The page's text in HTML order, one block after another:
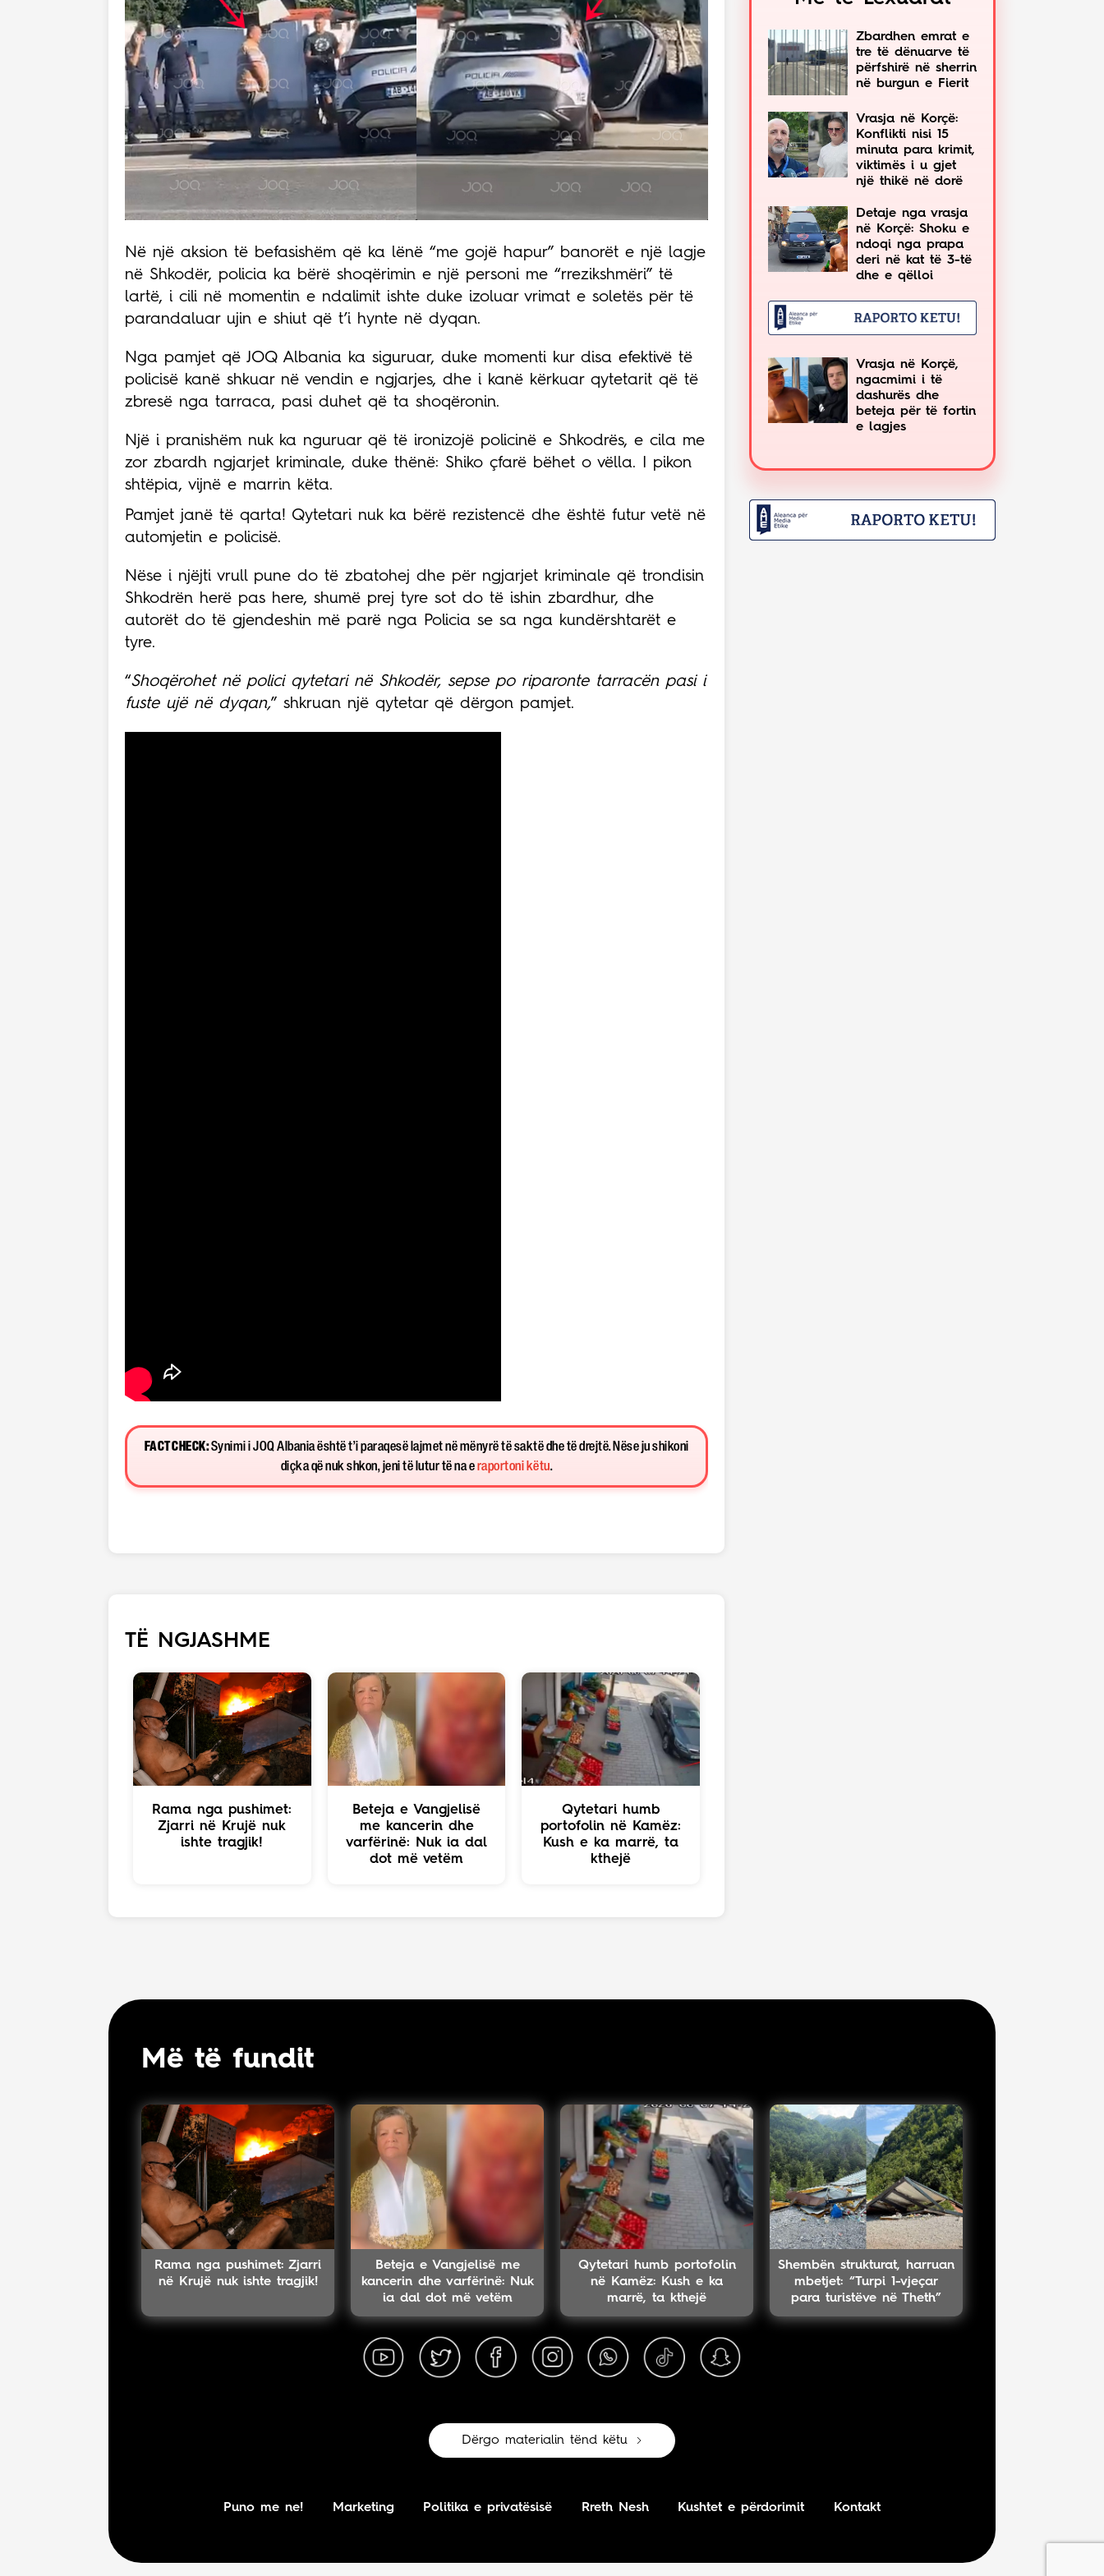
Në një aksion të befasishëm që ka lënë “me gojë hapur” banorët e një lagje
në Shkodër, policia ka bërë shoqërimin e një personi me “rrezikshmëri” të
lartë, i cili në momentin e ndalimit ishte duke izoluar vrimat e soletës për të
parandaluar ujin e shiut që t’i hynte në dyqan.
Nga pamjet që JOQ Albania ka siguruar, duke momenti kur disa efektivë të
policisë kanë shkuar në vendin e ngjarjes, dhe i kanë kërkuar qytetarit që të
zbresë nga tarraca, pasi duhet që ta shoqëronin.
Një i pranishëm nuk ka nguruar që të ironizojë policinë e Shkodrës, e cila me
zor zbardh ngjarjet kriminale, duke thënë: Shiko çfarë bëhet o vëlla. I pikon
shtëpia, vijnë e marrin këta.
Pamjet janë të qarta! Qytetari nuk ka bërë rezistencë dhe është futur vetë në
automjetin e policisë.
Nëse i njëjti vrull pune do të zbatohej dhe për ngjarjet kriminale që trondisin
Shkodrën herë pas here, shumë prej tyre sot do të ishin zbardhur, dhe
autorët do të gjendeshin më parë nga Policia se sa nga kundërshtarët e
tyre.
“Shoqërohet në polici qytetari në Shkodër, sepse po riparonte tarracën pasi i
fuste ujë në dyqan,” shkruan një qytetar që dërgon pamjet.
FACT CHECK:Synimi i JOQ Albania është t’i paraqesë lajmet në mënyrë të saktë dhe të drejtë. Nëse ju shikoni
diçka që nuk shkon, jeni të lutur të na e raportoni këtu.
TË NGJASHME
Rama nga pushimet:
Zjarri në Krujë nuk
ishte tragjik!
Beteja e Vangjelisë
me kancerin dhe
varfërinë: Nuk ia dal
dot më vetëm
Qytetari humb
portofolin në Kamëz:
Kush e ka marrë, ta
kthejë
Zbardhen emrat e
tre të dënuarve të
përfshirë në sherrin
në burgun e Fierit
Vrasja në Korçë:
Konflikti nisi 15
minuta para krimit,
viktimës i u gjet
një thikë në dorë
Detaje nga vrasja
në Korçë: Shoku e
ndoqi nga prapa
deri në kat të 3-të
dhe e qëlloi
Vrasja në Korçë,
ngacmimi i të
dashurës dhe
beteja për të fortin
e lagjes
Më të fundit
Rama nga pushimet: Zjarri
në Krujë nuk ishte tragjik!
Beteja e Vangjelisë me
kancerin dhe varfërinë: Nuk
ia dal dot më vetëm
Qytetari humb portofolin
në Kamëz: Kush e ka
marrë, ta kthejë
Shembën strukturat, harruan
mbetjet: “Turpi 1-vjeçar
para turistëve në Theth”
Dërgo materialin tënd këtu
Puno me ne! Marketing Politika e privatësisë Rreth Nesh Kushtet e përdorimit Kontakt